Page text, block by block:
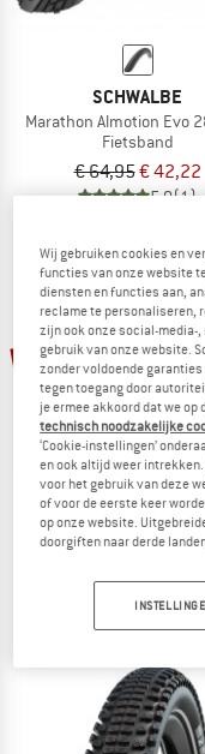
SCHWALBE
Marathon Almotion Evo
Fietsband
€ 64,95€ 42,22
5,0(1)
-35%
SCHWALBE
Fietsband
€ 30,52
5,0(1)
Wij gebruiken cookies en
functies van onze website
diensten en functies aan,
reclame te personaliseren,
zijn ook onze social-media-
gebruik van onze website.
zonder voldoende
tegen toegang door
je ermee akkoord dat we op
technisch noodzakelijke
‘Cookie-instellingen’
en ook altijd weer
voor het gebruik van deze
of voor de eerste keer
op onze website.
doorgiften naar derde